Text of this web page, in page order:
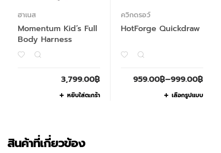
ฮาเนส
Momentum Kid’s Full
Body Harness
3,799.00฿
หยิบใส่ตะกร้า
ควิกดรอว์
HotForge Quickdraw
959.00฿–999.00฿
เลือกรูปแบบ
สินค้าที่เกี่ยวข้อง